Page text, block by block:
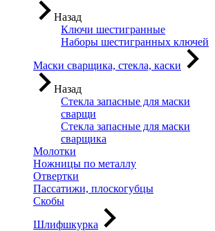
Назад
Ключи шестигранные
Наборы шестигранных ключей
Маски сварщика, стекла, каски
Назад
Стекла запасные для маски
сварщи
Стекла запасные для маски
сварщика
Молотки
Ножницы по металлу
Отвертки
Пассатижи, плоскогубцы
Скобы
Шлифшкурка